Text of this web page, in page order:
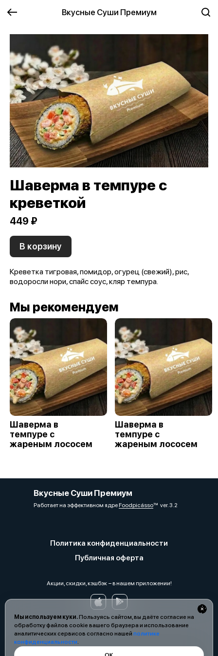
Вкусные Суши Премиум
Мы используем куки.Пользуясь сайтом, вы даёте согласие на
обработку файлов cookie вашего браузера и использование
аналитических сервисов согласно нашей политике
конфиденциальности.
Шаверма в темпуре с
креветкой
449 ₽
В корзину
Креветка тигровая, помидор, огурец (свежий), рис,
водоросли нори, спайс соус, кляр темпура.
Мы рекомендуем
Шаверма в
темпуре с
жареным лососем
Шаверма в
темпуре с
жареным лососем
Вкусные Суши Премиум
Работает на эффективном ядреFoodpicássover. 3.2
Политика конфиденциальности
Публичная оферта
Акции, скидки, кэшбэк − в нашем приложении!